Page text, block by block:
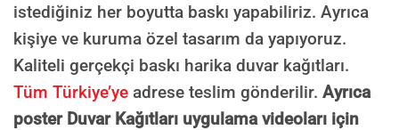
Süreç Bilgilendirmesi
onayınıza gönderilir. Onayınızdan sonra üretim yapılır.
AI TASARIMIYLA SIPARIŞ VER
ONAYINIZDAN SONRA BASKIYA GEÇILECEK
istediğiniz her boyutta baskı yapabiliriz. Ayrıca
kişiye ve kuruma özel tasarım da yapıyoruz.
Kaliteli gerçekçi baskı harika duvar kağıtları.
Tüm Türkiye’ye adrese teslim gönderilir. Ayrıca
poster Duvar Kağıtları uygulama videoları için